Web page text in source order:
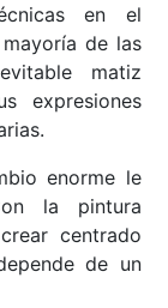
en el
de las
matiz
expresiones
enorme le
la pintura
centrado
de un